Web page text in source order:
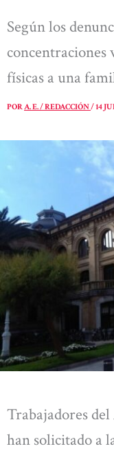
Según los
concentraciones
físicas a una
PORA. E. / REDACCIÓN/14
Trabajadores del
han solicitado a